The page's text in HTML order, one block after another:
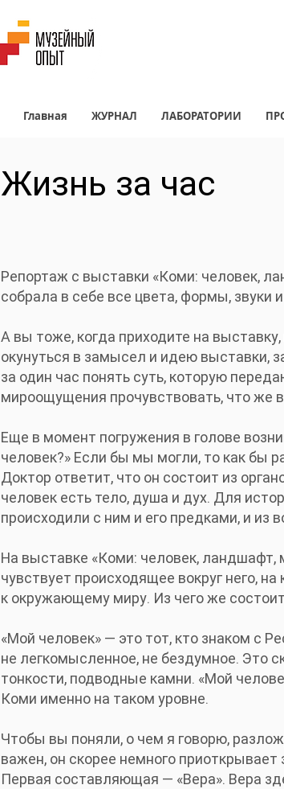
Главная ЖУРНАЛ ЛАБОРАТОРИИ
Жизнь за час
Репортаж с выставки «Коми: человек,
собрала в себе все цвета, формы,
А вы тоже, когда приходите на
окунуться в замысел и идею выставки,
за один час понять суть, которую
мироощущения прочувствовать, что же
Еще в момент погружения в голове
человек?» Если бы мы могли, то как бы
Доктор ответит, что он состоит из
человек есть тело, душа и дух. Для
происходили с ним и его предками, и из
На выставке «Коми: человек, ландшафт,
чувствует происходящее вокруг него,
к окружающему миру. Из чего же
«Мой человек» — это тот, кто знаком с
не легкомысленное, не бездумное. Это
тонкости, подводные камни. «Мой
Коми именно на таком уровне.
Чтобы вы поняли, о чем я говорю,
важен, он скорее немного
Первая составляющая — «Вера». Вера